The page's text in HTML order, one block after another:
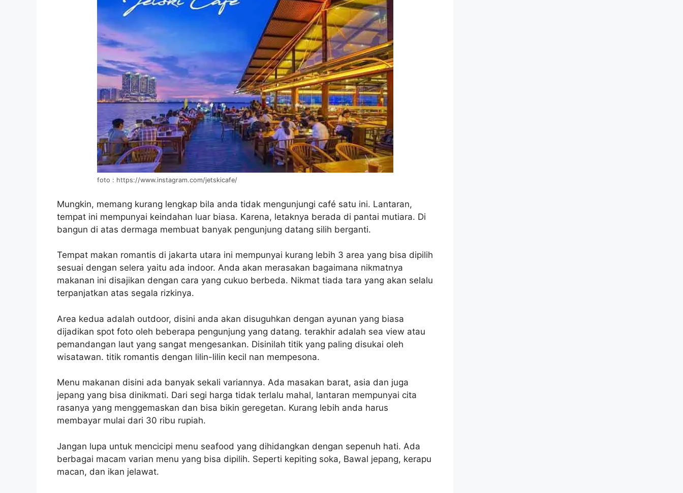
foto : https://www.instagram.com/jetskicafe/
Mungkin, memang kurang lengkap bila anda tidak mengunjungi café satu ini. Lantaran,
tempat ini mempunyai keindahan luar biasa. Karena, letaknya berada di pantai mutiara. Di
bangun di atas dermaga membuat banyak pengunjung datang silih berganti.
Tempat makan romantis di jakarta utara ini mempunyai kurang lebih 3 area yang bisa dipilih
sesuai dengan selera yaitu ada indoor. Anda akan merasakan bagaimana nikmatnya
makanan ini disajikan dengan cara yang cukuo berbeda. Nikmat tiada tara yang akan selalu
terpanjatkan atas segala rizkinya.
Area kedua adalah outdoor, disini anda akan disuguhkan dengan ayunan yang biasa
dijadikan spot foto oleh beberapa pengunjung yang datang. terakhir adalah sea view atau
pemandangan laut yang sangat mengesankan. Disinilah titik yang paling disukai oleh
wisatawan. titik romantis dengan lilin-lilin kecil nan mempesona.
Menu makanan disini ada banyak sekali variannya. Ada masakan barat, asia dan juga
jepang yang bisa dinikmati. Dari segi harga tidak terlalu mahal, lantaran mempunyai cita
rasanya yang menggemaskan dan bisa bikin geregetan. Kurang lebih anda harus
membayar mulai dari 30 ribu rupiah.
Jangan lupa untuk mencicipi menu seafood yang dihidangkan dengan sepenuh hati. Ada
berbagai macam varian menu yang bisa dipilih. Seperti kepiting soka, Bawal jepang, kerapu
macan, dan ikan jelawat.